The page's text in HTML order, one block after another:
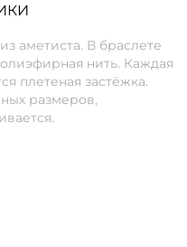
аметиста. В браслете
нить. Каждая
плетеная застёжка.
размеров,